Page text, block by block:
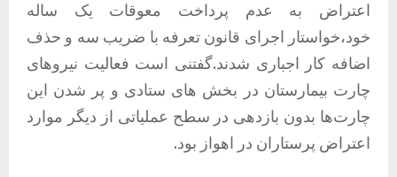
اعتراض به عدم پرداخت معوقات یک ساله
خود،خواستار اجرای قانون تعرفه با ضریب سه و حذف
اضافه کار اجباری شدند.گفتنی است فعالیت نیروهای
چارت بیمارستان در بخش‌ های ستادی و پر شدن این
چارت‌ها بدون بازدهی در سطح عملیاتی از دیگر موارد
اعتراض پرستاران در اهواز بود.